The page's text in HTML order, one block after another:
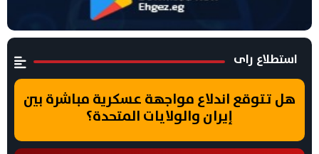
استطلاع راى
هل تتوقع اندلاع مواجهة عسكرية مباشرة بين
إيران والولايات المتحدة؟